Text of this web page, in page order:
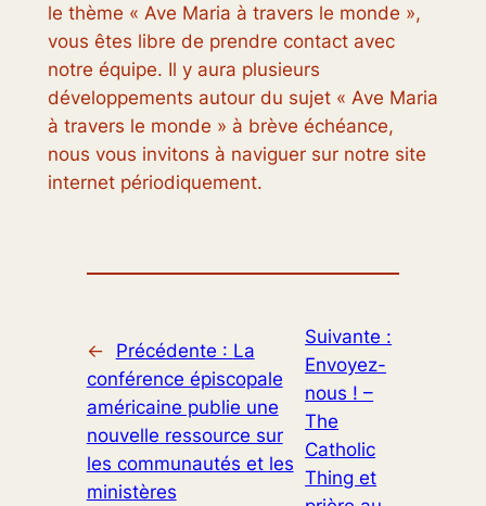
le thème « Ave Maria à travers le monde »,
vous êtes libre de prendre contact avec
notre équipe. Il y aura plusieurs
développements autour du sujet « Ave Maria
à travers le monde » à brève échéance,
nous vous invitons à naviguer sur notre site
internet périodiquement.
← Précédente : La
conférence épiscopale
américaine publie une
nouvelle ressource sur
les communautés et les
ministères
Suivante :
Envoyez-
nous ! –
The
Catholic
Thing et